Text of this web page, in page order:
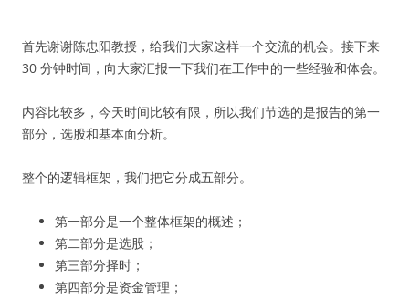
首先谢谢陈忠阳教授，给我们大家这样一个交流的机会。接下来
30 分钟时间，向大家汇报一下我们在工作中的一些经验和体会。
内容比较多，今天时间比较有限，所以我们节选的是报告的第一
部分，选股和基本面分析。
整个的逻辑框架，我们把它分成五部分。
第一部分是一个整体框架的概述；
第二部分是选股；
第三部分择时；
第四部分是资金管理；